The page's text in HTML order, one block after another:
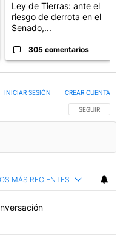
Ley de Tierras: ante el
riesgo de derrota en el
Senado,...
305 comentarios
SIGA ESTA
SEGUIR
INICIAR SESIÓN CREAR CUENTA
MÁS RECIENTES